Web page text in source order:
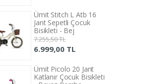
Ümit Stitch L Atb 16
Jant Sepetli Çocuk
Bisikleti - Bej
7.255,50 TL
6.999,00 TL
Ümit Picolo 20 Jant
Katlanır Çocuk Bisikleti